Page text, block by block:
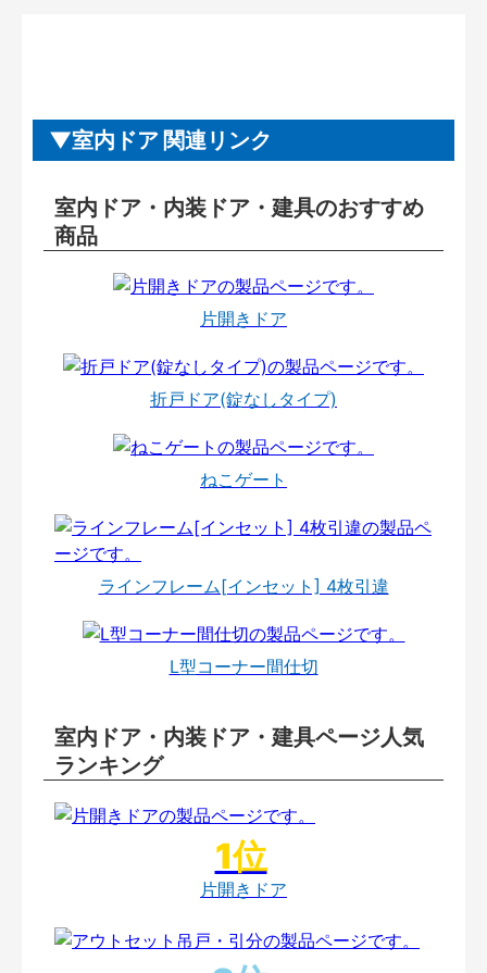
室内ドア 関連リンク
室内ドア・内装ドア・建具のおすすめ
商品
片開きドア
折戸ドア(錠なしタイプ)
ねこゲート
ラインフレーム[インセット] 4枚引違
L型コーナー間仕切
室内ドア・内装ドア・建具ページ人気
ランキング
片開きドア